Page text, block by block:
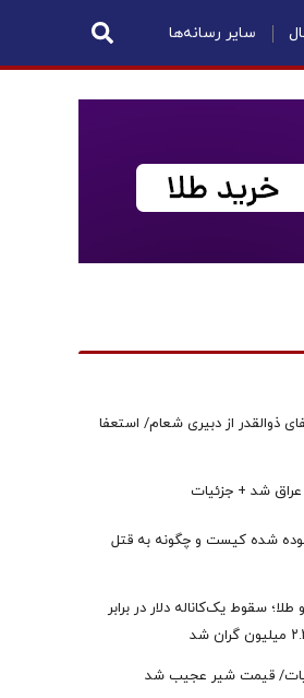
سایر رسانه‌ها
ذوالقدر از دبیری شعام/ استعفا
عراق شد + جزئیات
شده کیست و چگونه به قتل
سقوط یک‌کاناله دلار در برابر
قیمت شیر عجیب شد